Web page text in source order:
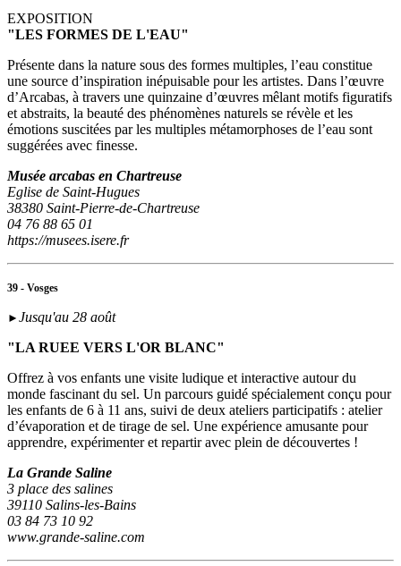
EXPOSITION
"LES FORMES DE L'EAU"
Présente dans la nature sous des formes multiples, l’eau constitue
une source d’inspiration inépuisable pour les artistes. Dans l’œuvre
d’Arcabas, à travers une quinzaine d’œuvres mêlant motifs figuratifs
et abstraits, la beauté des phénomènes naturels se révèle et les
émotions suscitées par les multiples métamorphoses de l’eau sont
suggérées avec finesse.
Musée arcabas en Chartreuse
Eglise de Saint-Hugues
38380 Saint-Pierre-de-Chartreuse
04 76 88 65 01
https://musees.isere.fr
39 - Vosges
► Jusqu'au 28 août
"LA RUEE VERS L'OR BLANC"
Offrez à vos enfants une visite ludique et interactive autour du
monde fascinant du sel. Un parcours guidé spécialement conçu pour
les enfants de 6 à 11 ans, suivi de deux ateliers participatifs : atelier
d’évaporation et de tirage de sel. Une expérience amusante pour
apprendre, expérimenter et repartir avec plein de découvertes !
La Grande Saline
3 place des salines
39110 Salins-les-Bains
03 84 73 10 92
www.grande-saline.com